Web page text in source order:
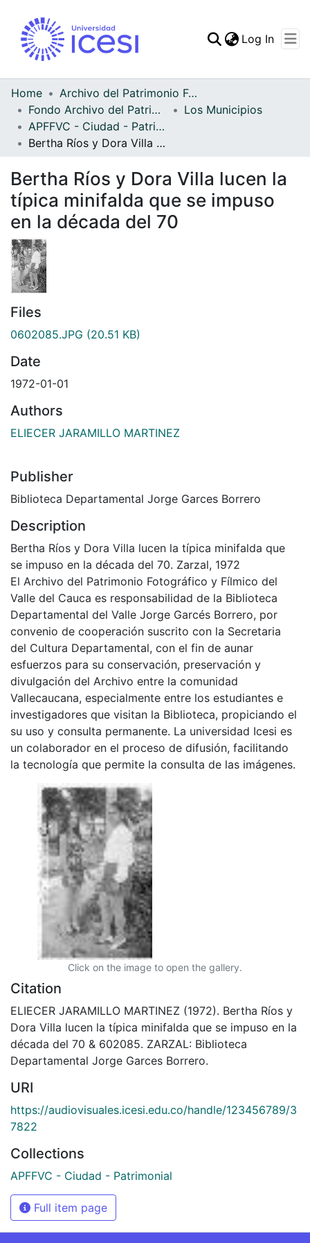
Statistics
Log In
Home
Archivo del Patrimonio Fotográfico y Fílmico del Valle del Cauca
Fondo Archivo del Patrimonio Fotográfico y Fílmico del Valle del Cauca
Los Municipios
APFFVC - Ciudad - Patrimonial
Bertha Ríos y Dora Villa lucen la típica minifalda que se impuso en la década del 70
Bertha Ríos y Dora Villa lucen la
típica minifalda que se impuso
en la década del 70
Files
0602085.JPG (20.51 KB)
Date
1972-01-01
Authors
ELIECER JARAMILLO MARTINEZ
Publisher
Biblioteca Departamental Jorge Garces Borrero
Description
Bertha Ríos y Dora Villa lucen la típica minifalda que
se impuso en la década del 70. Zarzal, 1972
El Archivo del Patrimonio Fotográfico y Fílmico del
Valle del Cauca es responsabilidad de la Biblioteca
Departamental del Valle Jorge Garcés Borrero, por
convenio de cooperación suscrito con la Secretaria
del Cultura Departamental, con el fin de aunar
esfuerzos para su conservación, preservación y
divulgación del Archivo entre la comunidad
Vallecaucana, especialmente entre los estudiantes e
investigadores que visitan la Biblioteca, propiciando el
su uso y consulta permanente. La universidad Icesi es
un colaborador en el proceso de difusión, facilitando
la tecnología que permite la consulta de las imágenes.
Click on the image to open the gallery.
Citation
ELIECER JARAMILLO MARTINEZ (1972). Bertha Ríos y
Dora Villa lucen la típica minifalda que se impuso en la
década del 70 & 602085. ZARZAL: Biblioteca
Departamental Jorge Garces Borrero.
URI
https://audiovisuales.icesi.edu.co/handle/123456789/3
7822
Collections
APFFVC - Ciudad - Patrimonial
Full item page